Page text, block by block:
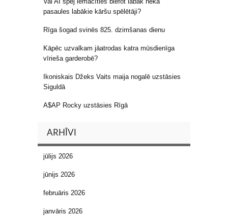
pasaules labākie kāršu spēlētāji?
Rīga šogad svinēs 825. dzimšanas dienu
Kāpēc uzvalkam jāatrodas katra mūsdienīga
vīrieša garderobē?
Ikoniskais Džeks Vaits maija nogalē uzstāsies
Siguldā
A$AP Rocky uzstāsies Rīgā
ARHĪVI
jūlijs 2026
jūnijs 2026
februāris 2026
janvāris 2026